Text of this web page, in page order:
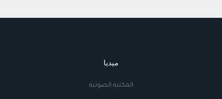
ميديا
المكتبة الصوتية